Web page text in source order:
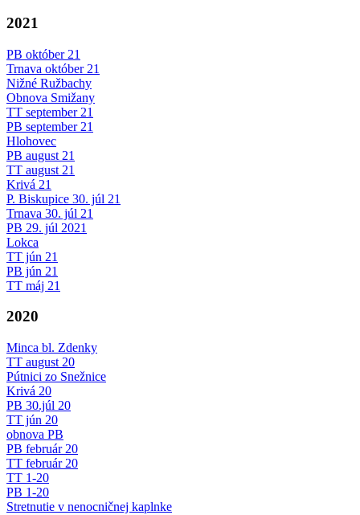
2021
PB október 21
Trnava október 21
Nižné Ružbachy
Obnova Smižany
TT september 21
PB september 21
Hlohovec
PB august 21
TT august 21
Krivá 21
P. Biskupice 30. júl 21
Trnava 30. júl 21
PB 29. júl 2021
Lokca
TT jún 21
PB jún 21
TT máj 21
2020
Minca bl. Zdenky
TT august 20
Pútnici zo Snežnice
Krivá 20
PB 30.júl 20
TT jún 20
obnova PB
PB február 20
TT február 20
TT 1-20
PB 1-20
Stretnutie v nenocničnej kaplnke